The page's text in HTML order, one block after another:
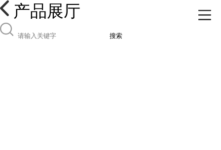
产品展厅
搜索